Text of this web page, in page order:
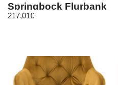
Springbock Flurbank
Lederbank Bank
217,01€